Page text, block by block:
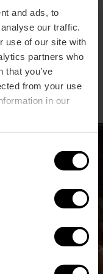
and ads, to
our traffic.
use of our site with
partners who
that you’ve
from your use
in our
o simplemente